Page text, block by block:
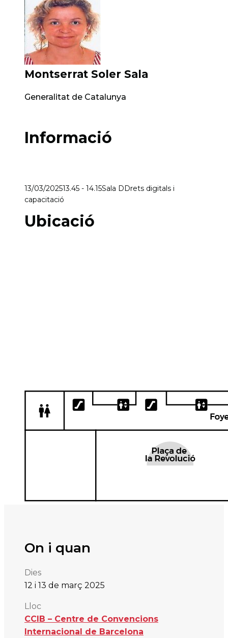
Montserrat Soler Sala
Generalitat de Catalunya
Informació
13/03/202513.45 - 14.15Sala DDrets digitals i
capacitació
Ubicació
On i quan
Dies
12 i 13 de març 2025
Lloc
CCIB – Centre de Convencions
Internacional de Barcelona